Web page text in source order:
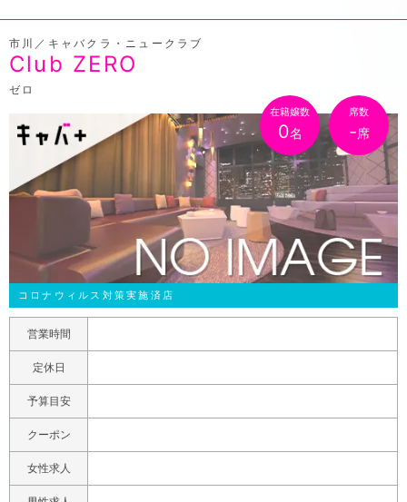
市川／キャバクラ・ニュークラブ
Club ZERO
ゼロ
在籍嬢数
0名
席数
-席
コロナウィルス対策実施済店
営業時間
定休日
予算目安
クーポン
女性求人